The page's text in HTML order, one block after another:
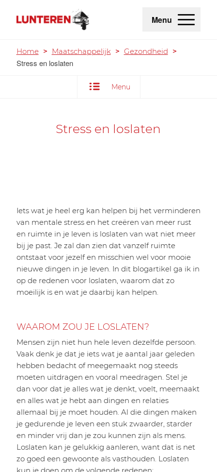
Menu
Home > Maatschappelijk > Gezondheid >
Stress en loslaten
Menu
Stress en loslaten
Iets wat je heel erg kan helpen bij het verminderen
van mentale stress en het creëren van meer rust
en ruimte in je leven is loslaten van wat niet meer
bij je past. Je zal dan zien dat vanzelf ruimte
ontstaat voor jezelf en misschien wel voor mooie
nieuwe dingen in je leven. In dit blogartikel ga ik in
op de redenen voor loslaten, waarom dat zo
moeilijk is en wat je daarbij kan helpen.
WAAROM ZOU JE LOSLATEN?
Mensen zijn niet hun hele leven dezelfde persoon.
Vaak denk je dat je iets wat je aantal jaar geleden
hebben bedacht of meegemaakt nog steeds
moeten uitdragen en vooral meedragen. Stel je
dan voor dat je alles wat je denkt, voelt, meemaakt
en alles wat je hebt aan dingen en relaties
allemaal bij je moet houden. Al die dingen maken
je gedurende je leven een stuk zwaarder, starder
en minder vrij dan je zou kunnen zijn als mens.
Loslaten kan je gelukkig aanleren, want dat is net
zo goed een gewoonte als vasthouden. Loslaten